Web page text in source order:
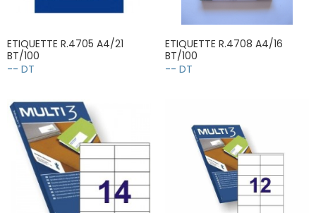
ETIQUETTE R.4705 A4/21
BT/100
-- DT
ETIQUETTE R.4708 A4/16
BT/100
-- DT